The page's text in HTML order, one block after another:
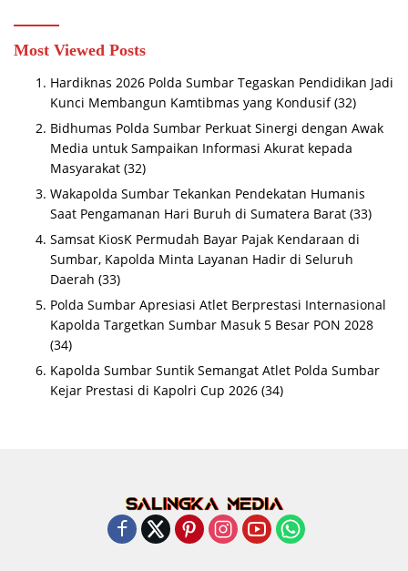
Most Viewed Posts
Hardiknas 2026 Polda Sumbar Tegaskan Pendidikan Jadi
Kunci Membangun Kamtibmas yang Kondusif (32)
Bidhumas Polda Sumbar Perkuat Sinergi dengan Awak
Media untuk Sampaikan Informasi Akurat kepada
Masyarakat (32)
Wakapolda Sumbar Tekankan Pendekatan Humanis
Saat Pengamanan Hari Buruh di Sumatera Barat (33)
Samsat KiosK Permudah Bayar Pajak Kendaraan di
Sumbar, Kapolda Minta Layanan Hadir di Seluruh
Daerah (33)
Polda Sumbar Apresiasi Atlet Berprestasi Internasional
Kapolda Targetkan Sumbar Masuk 5 Besar PON 2028
(34)
Kapolda Sumbar Suntik Semangat Atlet Polda Sumbar
Kejar Prestasi di Kapolri Cup 2026 (34)